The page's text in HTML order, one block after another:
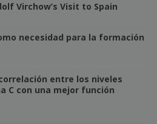
Virchow’s Visit to Spain
necesidad para la formación
entre los niveles
C con una mejor función